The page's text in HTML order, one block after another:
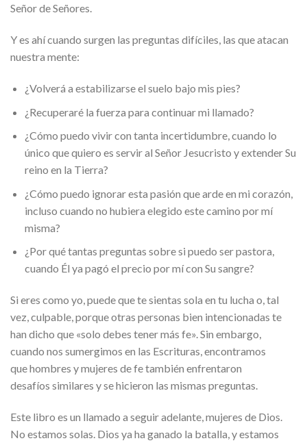
Señor de Señores.
Y es ahí cuando surgen las preguntas difíciles, las que atacan
nuestra mente:
¿Volverá a estabilizarse el suelo bajo mis pies?
¿Recuperaré la fuerza para continuar mi llamado?
¿Cómo puedo vivir con tanta incertidumbre, cuando lo
único que quiero es servir al Señor Jesucristo y extender Su
reino en la Tierra?
¿Cómo puedo ignorar esta pasión que arde en mi corazón,
incluso cuando no hubiera elegido este camino por mí
misma?
¿Por qué tantas preguntas sobre si puedo ser pastora,
cuando Él ya pagó el precio por mí con Su sangre?
Si eres como yo, puede que te sientas sola en tu lucha o, tal
vez, culpable, porque otras personas bien intencionadas te
han dicho que «solo debes tener más fe». Sin embargo,
cuando nos sumergimos en las Escrituras, encontramos
quehombres y mujeres de fe también enfrentaron
desafíos similares y se hicieron las mismas preguntas.
Este libro es un llamado a seguir adelante, mujeres de Dios.
No estamos solas. Dios ya ha ganado la batalla, y estamos